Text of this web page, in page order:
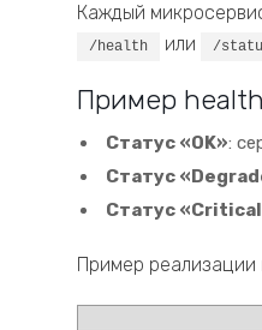
Каждый
/health или /
Пример
Статус «OK»:
Статус
Статус
Пример реализации